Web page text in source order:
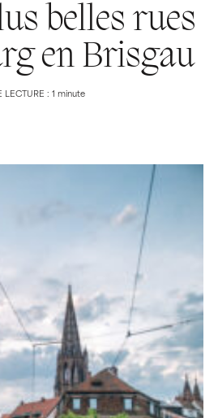
belles rues
en Brisgau
LECTURE : 1 minute